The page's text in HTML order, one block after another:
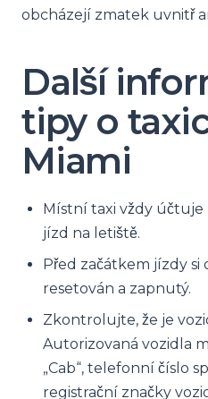
obcházejí zmatek uvnitř
Další
tipy o
Miami
Místní taxi vždy
jízd na letiště.
Před začátkem jízdy si
resetován a zapnutý.
Zkontrolujte, že je
Autorizovaná vozidla
„Cab“, telefonní číslo
registrační značky